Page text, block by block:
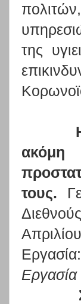
της
Η
τους.
Εργασία:
Εργασία
Στο